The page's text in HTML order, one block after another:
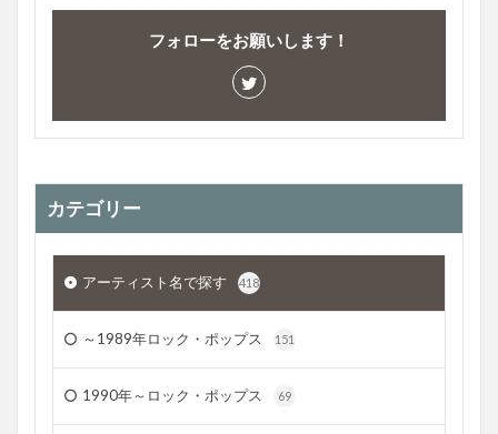
フォローをお願いします！
カテゴリー
アーティスト名で探す 418
～1989年ロック・ポップス 151
1990年～ロック・ポップス 69